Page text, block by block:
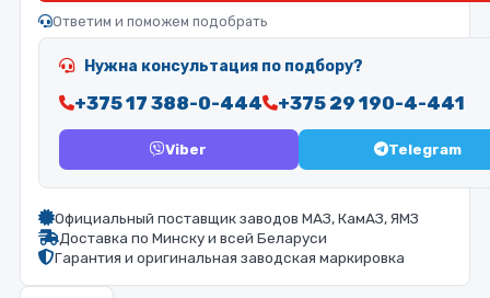
Ответим и поможем подобрать
Нужна консультация по подбору?
+375 17 388-0-444 +375 29 190-4-441
Viber Telegram
Официальный поставщик заводов МАЗ, КамАЗ, ЯМЗ
Доставка по Минску и всей Беларуси
Гарантия и оригинальная заводская маркировка